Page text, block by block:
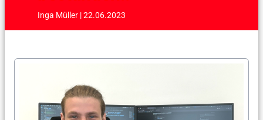
Inga Müller | 22.06.2023